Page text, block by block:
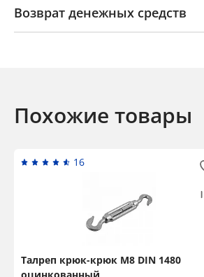
Возврат денежных средств
Похожие товары
16
Талреп крюк-крюк М8 DIN 1480